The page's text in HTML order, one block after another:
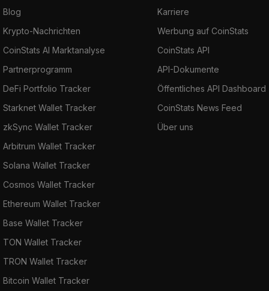
Blog
Krypto-Nachrichten
CoinStats AI Marktanalyse
Partnerprogramm
DeFi Portfolio Tracker
Starknet Wallet Tracker
zkSync Wallet Tracker
Arbitrum Wallet Tracker
Solana Wallet Tracker
Cosmos Wallet Tracker
Ethereum Wallet Tracker
Base Wallet Tracker
TON Wallet Tracker
TRON Wallet Tracker
Bitcoin Wallet Tracker
Karriere
Werbung auf CoinStats
CoinStats API
API-Dokumente
Öffentliches API Dashboard
CoinStats News Feed
Über uns